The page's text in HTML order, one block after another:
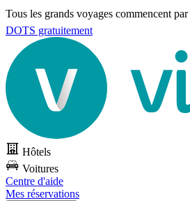
Tous les grands voyages commencent
DOTS gratuitement
Hôtels
Voitures
Centre d'aide
Mes réservations